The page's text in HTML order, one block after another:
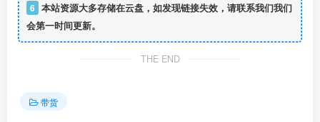
6 本站资源大多存储在云盘，如发现链接失效，请联系我们我们
会第一时间更新。
THE END
带货